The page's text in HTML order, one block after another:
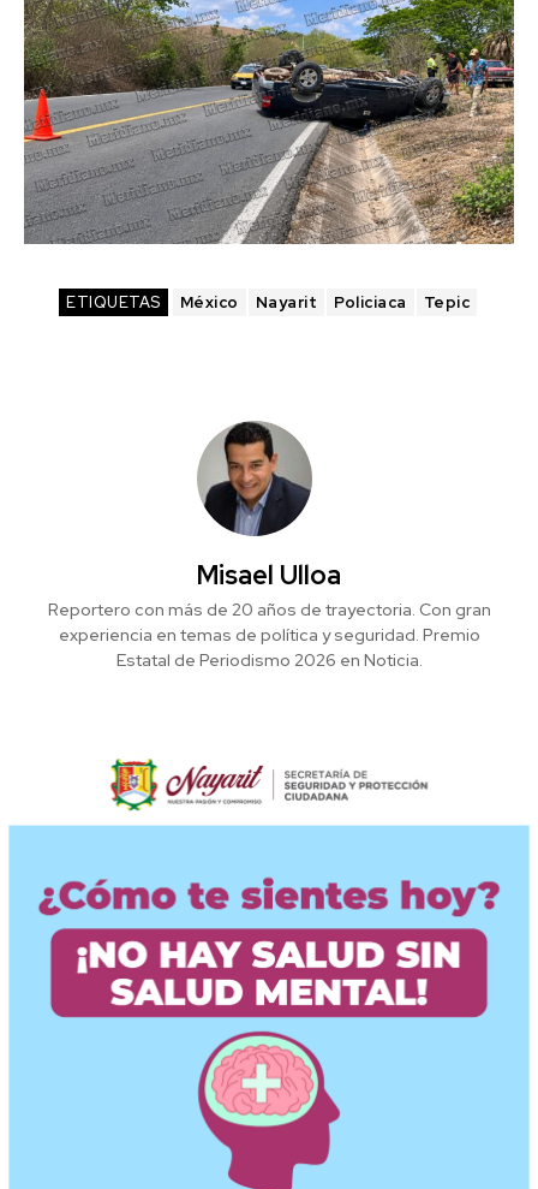
ETIQUETAS México Nayarit Policiaca Tepic
Misael Ulloa
Reportero con más de 20 años de trayectoria. Con gran
experiencia en temas de política y seguridad. Premio
Estatal de Periodismo 2026 en Noticia.